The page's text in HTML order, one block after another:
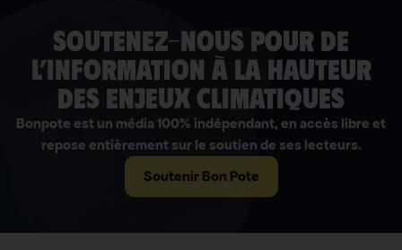
soutenez-nous pour de
l’information à la hauteur
des enjeux climatiques
Bonpote est un média 100% indépendant, en accès libre et
repose entièrement sur le soutien de ses lecteurs.
Soutenir Bon Pote